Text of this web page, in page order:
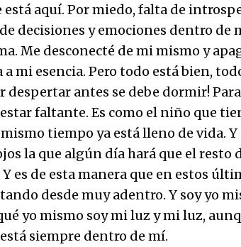
aquí. Por miedo, falta de
decisiones y emociones dentro de
Me desconecté de mi mismo y
mi esencia. Pero todo está bien,
despertar antes se debe dormir!
faltante. Es como el niño que
tiempo ya está lleno de vida. Y
la que algún día hará que el resto
es de esta manera que en estos
desde muy adentro. Y soy yo
yo mismo soy mi luz y mi luz,
siempre dentro de mí.